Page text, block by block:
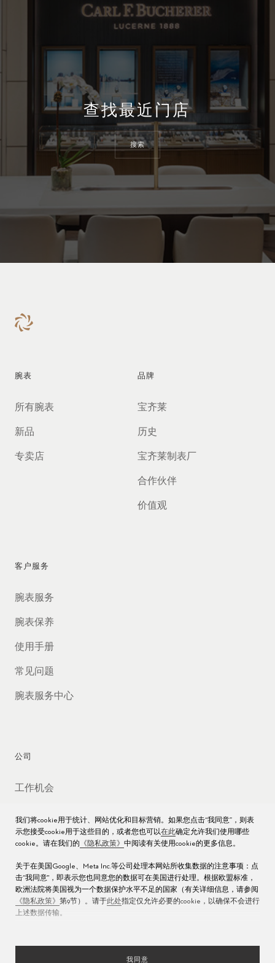
查找最近门店
搜索
腕表
所有腕表
新品
专卖店
品牌
宝齐莱
历史
宝齐莱制表厂
合作伙伴
价值观
客户服务
腕表服务
腕表保养
使用手册
常见问题
腕表服务中心
公司
工作机会
联络我们
沪ICP备16013004号
沪公网安备 31010602000438号
我们将cookie用于统计、网站优化和目标营销。如果您点击“我同意”，则表
示您接受cookie用于这些目的，或者您也可以在此确定允许我们使用哪些
cookie。请在我们的 《隐私政策》 中阅读有关使用cookie的更多信息。
关于在美国Google、Meta Inc.等公司处理本网站所收集数据的注意事项：点
击“我同意"，即表示您也同意您的数据可在美国进行处理。根据欧盟标准，
欧洲法院将美国视为一个数据保护水平不足的国家（有关详细信息，请参阅
《隐私政策》 第9节）。请于此处指定仅允许必要的cookie，以确保不会进行
上述数据传输。
我同意